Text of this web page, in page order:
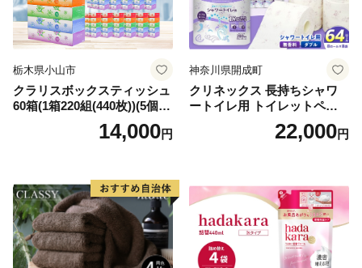
栃木県小山市
クラリスボックスティッシュ
60箱(1箱220組(440枚))(5個入
り×12セット)【1256759】
14,000円
神奈川県開成町
クリネックス 長持ちシャワ
ートイレ用 トイレットペー
パー（ダブル）64ロール(8ロ
ール×8パック) 開成町 トイレ
蓄 防災 エコ 消耗品 生活雑貨
生活用品 無香料 トイレット
ペーパー ダブル といれっと
ぺーぱー トイレ クレシア ト
イレットペーパー [BDBH002
-1]
22,000円